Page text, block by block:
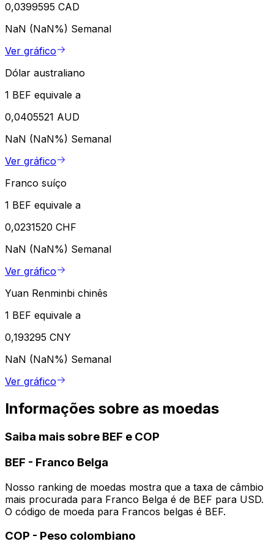
0,0399595 CAD
NaN (NaN%) Semanal
Ver gráfico
Dólar australiano
1 BEF equivale a
0,0405521 AUD
NaN (NaN%) Semanal
Ver gráfico
Franco suíço
1 BEF equivale a
0,0231520 CHF
NaN (NaN%) Semanal
Ver gráfico
Yuan Renminbi chinês
1 BEF equivale a
0,193295 CNY
NaN (NaN%) Semanal
Ver gráfico
Informações sobre as moedas
Saiba mais sobre BEF e COP
BEF - Franco Belga
Nosso ranking de moedas mostra que a taxa de câmbio
mais procurada para Franco Belga é de BEF para USD.
O código de moeda para Francos belgas é BEF.
COP - Peso colombiano